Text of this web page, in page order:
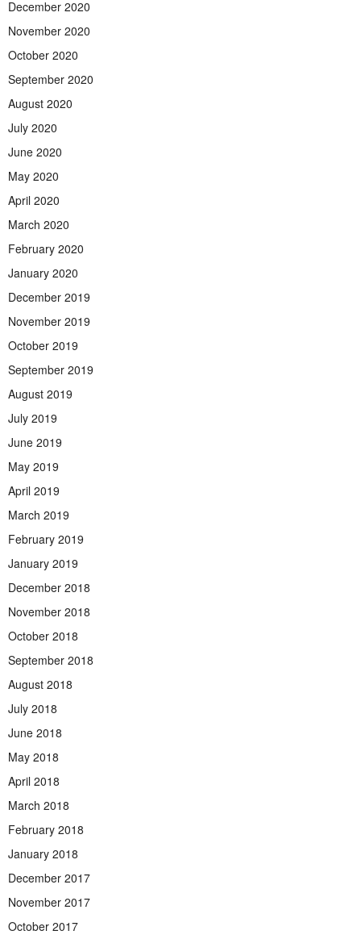
December 2020
November 2020
October 2020
September 2020
August 2020
July 2020
June 2020
May 2020
April 2020
March 2020
February 2020
January 2020
December 2019
November 2019
October 2019
September 2019
August 2019
July 2019
June 2019
May 2019
April 2019
March 2019
February 2019
January 2019
December 2018
November 2018
October 2018
September 2018
August 2018
July 2018
June 2018
May 2018
April 2018
March 2018
February 2018
January 2018
December 2017
November 2017
October 2017